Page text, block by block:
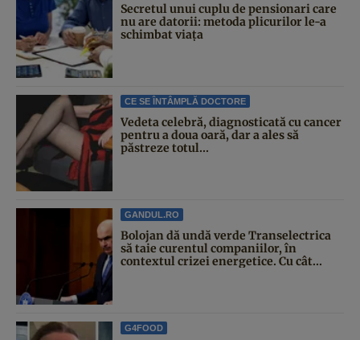
Secretul unui cuplu de pensionari care
nu are datorii: metoda plicurilor le-a
schimbat viața
CE SE ÎNTÂMPLĂ DOCTORE
Vedeta celebră, diagnosticată cu cancer
pentru a doua oară, dar a ales să
păstreze totul...
GANDUL.RO
Bolojan dă undă verde Transelectrica
să taie curentul companiilor, în
contextul crizei energetice. Cu cât...
G4FOOD